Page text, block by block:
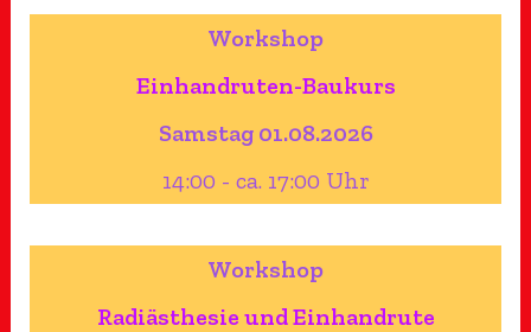
Workshop
Einhandruten-Baukurs
Samstag 01.08.2026
14:00 - ca. 17:00 Uhr
Workshop
Radiästhesie und Einhandrute